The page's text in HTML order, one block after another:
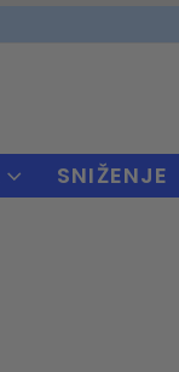
SNIŽENJE